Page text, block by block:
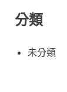
分類
未分類